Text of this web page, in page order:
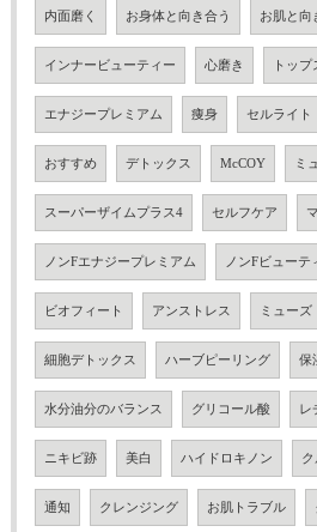
内面磨く お身体と向き合う お肌と向
インナービューティー 心磨き トップ
エナジープレミアム 痩身 セルライト
おすすめ デトックス McCOY ミ
スーパーザイムプラス4 セルフケア
ノンFエナジープレミアム ノンFビューテ
ビオフィート アンストレス ミューズ
細胞デトックス ハーブピーリング 保
水分油分のバランス グリコール酸 レ
ニキビ跡 美白 ハイドロキノン
通知 クレンジング お肌トラブル